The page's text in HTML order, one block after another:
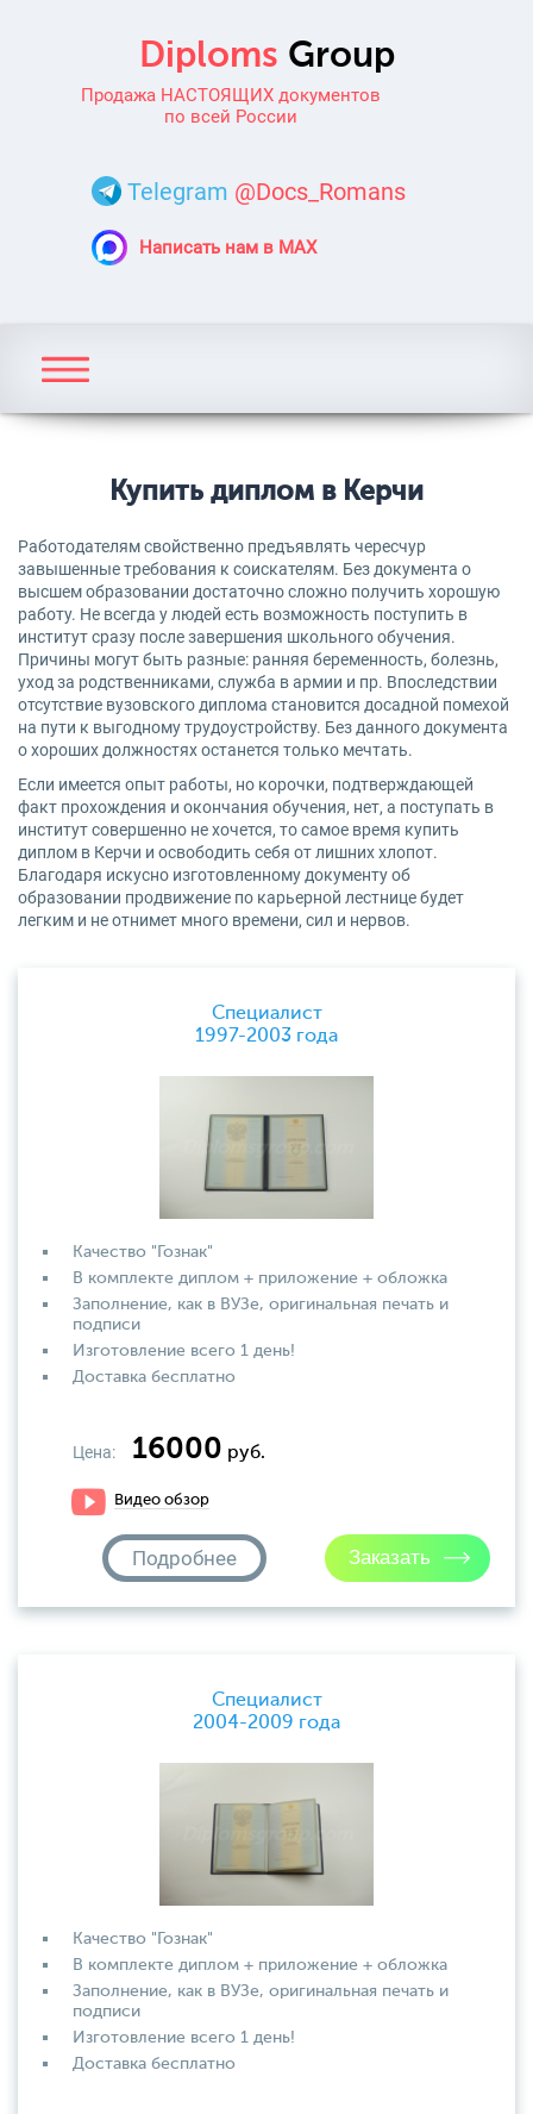
Продажа НАСТОЯЩИХ документов
по всей России
Telegram @Docs_Romans
Написать нам в MAX
Купить диплом в Керчи
Работодателям свойственно предъявлять чересчур
завышенные требования к соискателям. Без документа о
высшем образовании достаточно сложно получить хорошую
работу. Не всегда у людей есть возможность поступить в
институт сразу после завершения школьного обучения.
Причины могут быть разные: ранняя беременность, болезнь,
уход за родственниками, служба в армии и пр. Впоследствии
отсутствие вузовского диплома становится досадной помехой
на пути к выгодному трудоустройству. Без данного документа
о хороших должностях останется только мечтать.
Если имеется опыт работы, но корочки, подтверждающей
факт прохождения и окончания обучения, нет, а поступать в
институт совершенно не хочется, то самое время купить
диплом в Керчи и освободить себя от лишних хлопот.
Благодаря искусно изготовленному документу об
образовании продвижение по карьерной лестнице будет
легким и не отнимет много времени, сил и нервов.
Специалист
1997-2003 года
Качество "Гознак"
В комплекте диплом + приложение + обложка
Заполнение, как в ВУЗе, оригинальная печать и
подписи
Изготовление всего 1 день!
Доставка бесплатно
Цена: 16000 руб.
Видео обзор
Подробнее
Специалист
2004-2009 года
Качество "Гознак"
В комплекте диплом + приложение + обложка
Заполнение, как в ВУЗе, оригинальная печать и
подписи
Изготовление всего 1 день!
Доставка бесплатно